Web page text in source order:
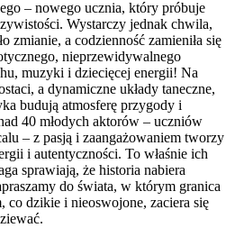
– nowego ucznia, który próbuje
Wystarczy jednak chwila,
zmianie, a codzienność zamieniła się
nieprzewidywalnego
muzyki i dziecięcej energii! Na
a dynamiczne układy taneczne,
budują atmosferę przygody i
40 młodych aktorów – uczniów
– z pasją i zaangażowaniem tworzy
i autentyczności. To właśnie ich
sprawiają, że historia nabiera
do świata, w którym granica
co dzikie i nieoswojone, zaciera się